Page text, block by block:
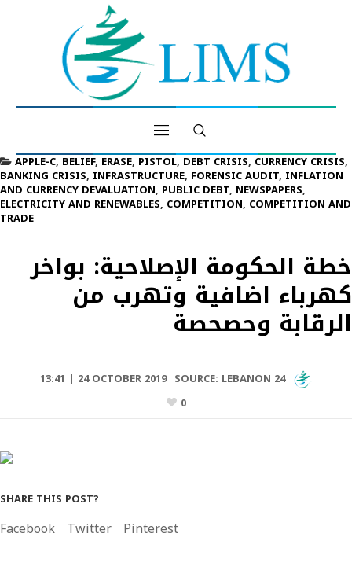
APPLE-C,BELIEF,ERASE,PISTOL,DEBT CRISIS,CURRENCY CRISIS,
BANKING CRISIS, INFRASTRUCTURE, FORENSIC AUDIT, INFLATION
AND CURRENCY DEVALUATION, PUBLIC DEBT, NEWSPAPERS,
ELECTRICITY AND RENEWABLES, COMPETITION, COMPETITION AND
TRADE
خطة الحكومة الإصلاحية: بواخر
كهرباء اضافية وتهرب من
الرقابة وحصحصة
13:41 | 24 OCTOBER 2019 SOURCE: LEBANON 24
0
SHARE THIS POST?
Facebook Twitter Pinterest